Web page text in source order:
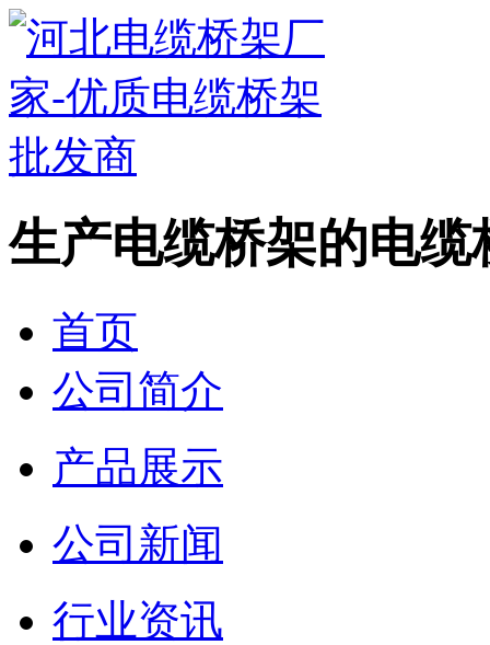
生产电缆桥架的电缆
首页
公司简介
产品展示
公司新闻
行业资讯